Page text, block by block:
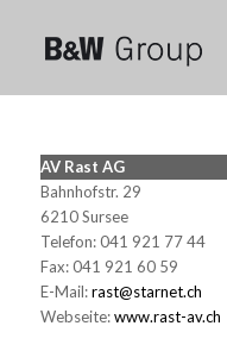
AV Rast AG
Bahnhofstr. 29
6210 Sursee
Telefon: 041 921 77 44
Fax: 041 921 60 59
E-Mail:rast@starnet.ch
Webseite:www.rast-av.ch